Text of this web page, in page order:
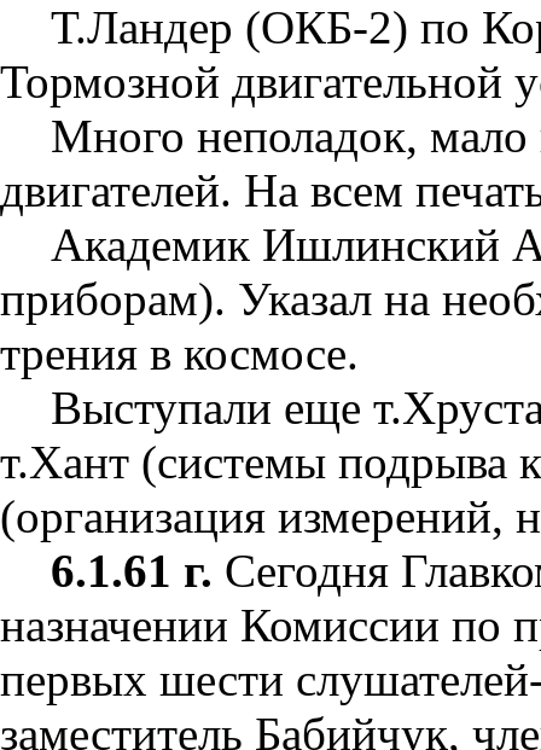
Т.Ландер (ОКБ-2) по
Тормозной двигательной
Много неполадок,
двигателей. На всем
Академик Ишлинский
приборам). Указал на
трения в космосе.
Выступали еще
т.Хант (системы подрыва
(организация измерений,
6.1.61 г. Сегодня
назначении Комиссии по
первых шести
заместитель Бабийчук,